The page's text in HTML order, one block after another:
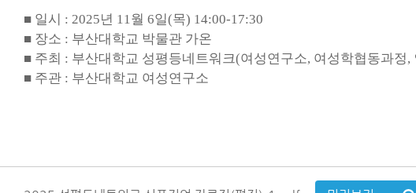
■ 일시 : 2025년 11월 6일(목) 14:00-17:30
■ 장소 : 부산대학교 박물관 가온
■ 주최 : 부산대학교 성평등네트워크(여성연구소, 여성학협동과정,
■ 주관 : 부산대학교 여성연구소